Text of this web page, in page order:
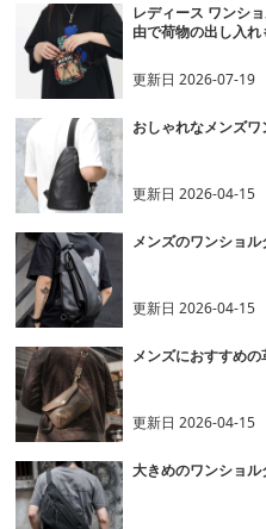
レディース ワンシ
由で荷物の出し入
更新日2026-07-19
おしゃれなメンズ
更新日2026-04-15
メンズのワンショ
更新日2026-04-15
メンズにおすすめ
更新日2026-04-15
大きめのワンショ